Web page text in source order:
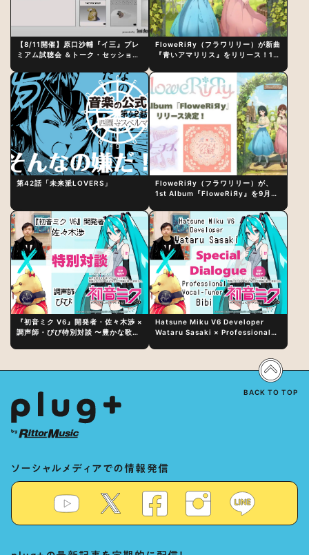
【8/11開催】原口沙輔『イ三』プレ
ミアム試聴会 ＆トーク・セッション
制作秘話
FloweRiЯy（フラワリリー）が新曲
『青いアマリリス』をリリース！1st
第42話「未来派LOVERS」
FloweRiЯy（フラワリリー）が、
1st Album『FloweRiЯy』を9月23
『初音ミク V6』開発者・佐々木渉 ×
調声師・びび特別対談 〜豊かな歌声
Hatsune Miku V6 Developer
Wataru Sasaki × Professional
Vocal Expression Lies in “Love
for the singing characters” and
ソーシャルメディアでの情報発信
BACK TO TOP